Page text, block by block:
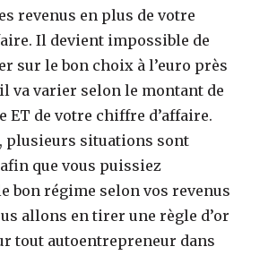
revenus en plus de votre
Il devient impossible de
sur le bon choix à l’euro près
va varier selon le montant de
ET de votre chiffre d’affaire.
plusieurs situations sont
que vous puissiez
bon régime selon vos revenus
allons en tirer une règle d’or
tout autoentrepreneur dans